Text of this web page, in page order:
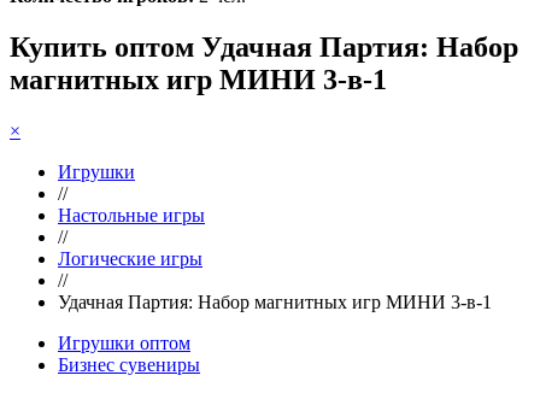
Купить оптом Удачная Партия: Набор
магнитных игр МИНИ 3-в-1
×
Игрушки
//
Настольные игры
//
Логические игры
//
Удачная Партия: Набор магнитных игр МИНИ 3-в-1
Игрушки оптом
Бизнес сувениры